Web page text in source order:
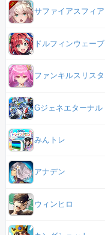
サファイアスフィア
ドルフィンウェーブ
ファンキルスリスタ
Gジェネエターナル
みんトレ
アナデン
ウィンヒロ